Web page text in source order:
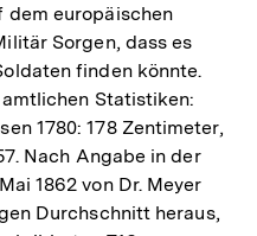
dem europäischen
Sorgen, dass es
finden könnte.
Statistiken:
1780: 178 Zentimeter,
Nach Angabe in der
1862 von Dr. Meyer
Durchschnitt heraus,